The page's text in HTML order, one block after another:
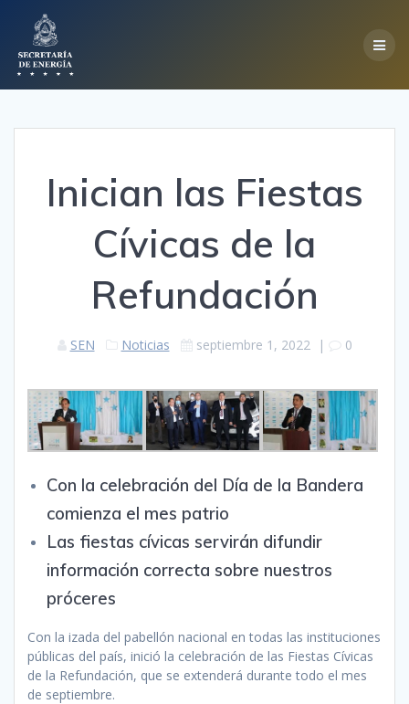
Inician las Fiestas
Cívicas de la
Refundación
SEN Noticias septiembre 1, 2022| 0
Con la celebración del Día de la Bandera
comienza el mes patrio
Las fiestas cívicas servirán difundir
información correcta sobre nuestros
próceres
Con la izada del pabellón nacional en todas las instituciones
públicas del país, inició la celebración de las Fiestas Cívicas
de la Refundación, que se extenderá durante todo el mes
de septiembre.